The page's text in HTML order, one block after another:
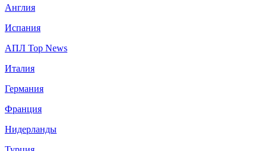
Англия
Испания
АПЛ Top News
Италия
Германия
Франция
Нидерланды